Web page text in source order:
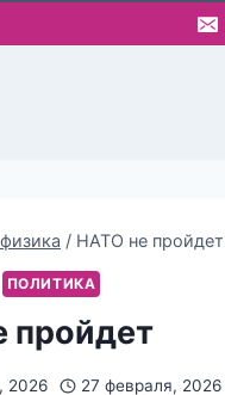
/ НАТО не пройдет
ПОЛИТИКА
пройдет
2026
27 февраля, 2026